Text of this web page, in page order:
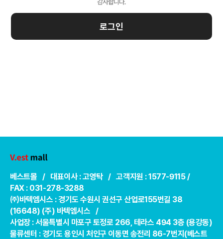
로그인
베스트몰 / 대표이사 : 고영탁 / 고객지원 : 1577-9115 /
FAX : 031-278-3288
㈜바텍엠시스 : 경기도 수원시 권선구 산업로155번길 38
(16648) (주) 바텍엠시스 /
사업장 : 서울특별시 마포구 토정로 266, 테라스 494 3층 (용강동)
물류센터 : 경기도 용인시 처인구 이동면 송전리 86-7번지(베스트